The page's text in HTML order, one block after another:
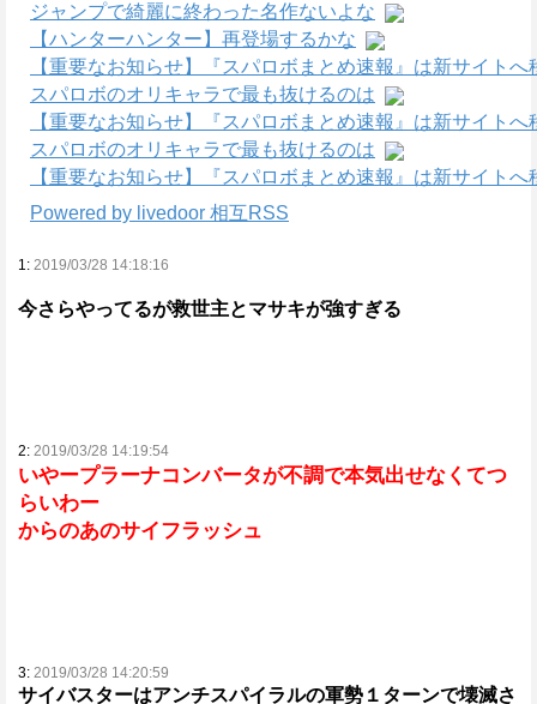
ジャンプで綺麗に終わった名作ないよな
【ハンターハンター】再登場するかな
【重要なお知らせ】『スパロボまとめ速報』は新サイトへ
スパロボのオリキャラで最も抜けるのは
【重要なお知らせ】『スパロボまとめ速報』は新サイトへ
スパロボのオリキャラで最も抜けるのは
【重要なお知らせ】『スパロボまとめ速報』は新サイトへ
Powered by livedoor 相互RSS
1: 2019/03/28 14:18:16
今さらやってるが救世主とマサキが強すぎる
2: 2019/03/28 14:19:54
いやープラーナコンバータが不調で本気出せなくてつ
らいわー
からのあのサイフラッシュ
3: 2019/03/28 14:20:59
サイバスターはアンチスパイラルの軍勢１ターンで壊滅さ